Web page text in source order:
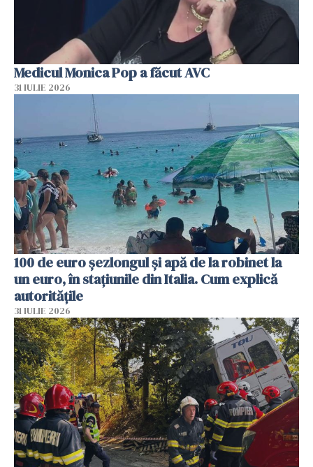
Medicul Monica Pop a făcut AVC
31 IULIE 2026
100 de euro șezlongul și apă de la robinet la
un euro, în stațiunile din Italia. Cum explică
autoritățile
31 IULIE 2026